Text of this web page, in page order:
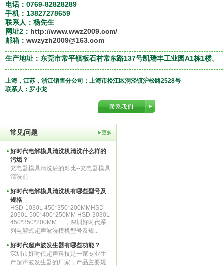
电话：0769-82828289
手机：13827278659
联系人：杨先生
网址2： http://www.wwz2009.com/
邮箱： wwzyzh2009@163.com
生产地址：东莞市常平镇板石村常东路137号凯瑞丰工业园A1栋1楼。
上海，江苏，浙江销售分公司：上海市松江区洞泾镇沪松路2528号
联系人：罗小龙
更多
常见问题
好时代电解模具清洗机清洗什么样的
污垢？
充电器模具清洗后的对比--充电器模具
清洗前
好时代电解模具清洗机有哪些型号及
规格
HSD-1030L 450*350*200MMHSD-
2050L 500*400*250MM HSD-3030L
450*350*200MM 一，深圳好时代系
列电解式超声波洗模机型号及规...
好时代超声波发生器有哪些功能？
深圳市好时代超声科技是一家专业生
产超声波发生器的厂家，产品主要规